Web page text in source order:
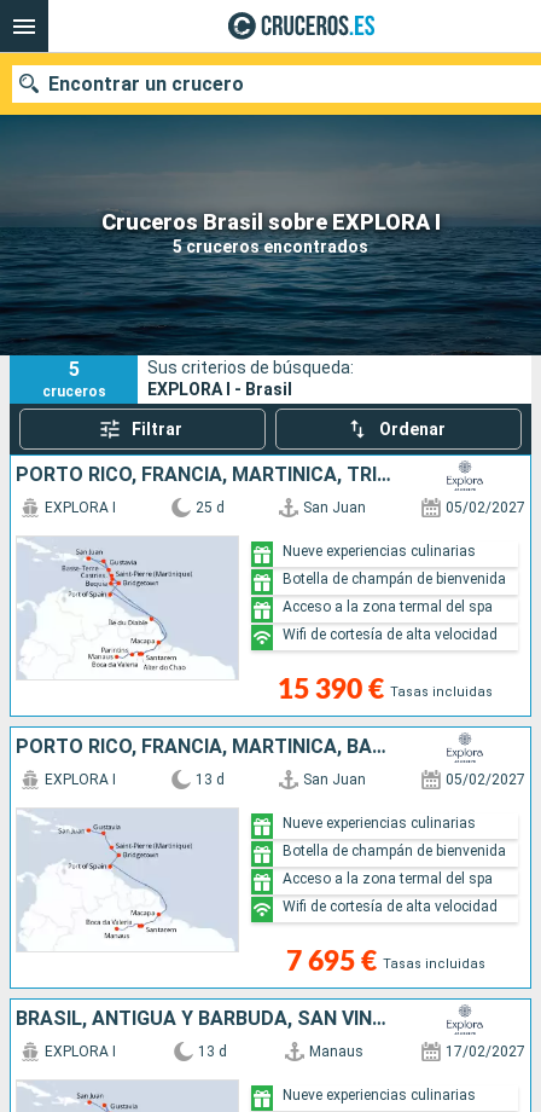
Cruceros Brasil sobre EXPLORA I
5 cruceros encontrados
Encontrar un crucero
Nuestros destinos
Fecha de salida
Puertos Compañías
5
cruceros
Sus criterios de búsqueda:
EXPLORA I - Brasil
Filtrar Ordenar
PORTO RICO, FRANCIA, MARTINICA, TRINIDAD Y TOBAGO, BRASIL, ANTIGUA Y BARBUDA, SAN VINCENT Y LAS GRANADINAS, BARBADOS, SANTA LUCIA, GUADALUPE
EXPLORA I 25 d San Juan 05/02/2027
15 390 € Tasas incluidas
Nueve experiencias culinarias
Botella de champán de bienvenida
Acceso a la zona termal del spa
Wifi de cortesía de alta velocidad
PORTO RICO, FRANCIA, MARTINICA, BARBADOS, TRINIDAD Y TOBAGO, BRASIL
EXPLORA I 13 d San Juan 05/02/2027
7 695 € Tasas incluidas
Nueve experiencias culinarias
Botella de champán de bienvenida
Acceso a la zona termal del spa
Wifi de cortesía de alta velocidad
BRASIL, ANTIGUA Y BARBUDA, SAN VINCENT Y LAS GRANADINAS, BARBADOS, SANTA LUCIA, FRANCIA, GUADALUPE, PORTO RICO
EXPLORA I 13 d Manaus 17/02/2027
Nueve experiencias culinarias